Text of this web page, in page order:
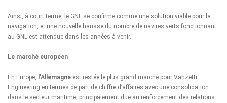
Ainsi, à court terme, le GNL se confirme comme une solution viable pour la
navigation, et une nouvelle hausse du nombre de navires verts fonctionnant
au GNL est attendue dans les années à venir.
Le marché européen
En Europe, l’Allemagne est restée le plus grand marché pour Vanzetti
Engineering en termes de part de chiffre d’affaires avec une consolidation
dans le secteur maritime, principalement due au renforcement des relations